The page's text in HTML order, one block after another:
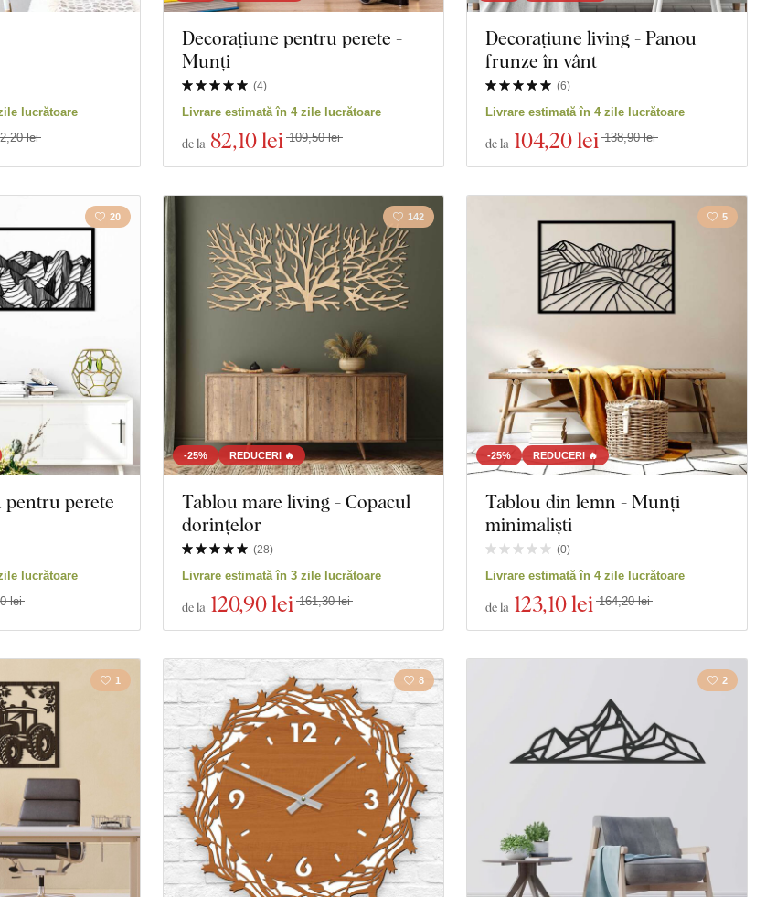
lucrătoare
lei
Decorațiune pentru perete -
Munți
(4)
Livrare estimată în 4 zile lucrătoare
de la 82,10 lei 109,50 lei
Decorațiune living - Panou
frunze în vânt
(6)
Livrare estimată în 4 zile lucrătoare
de la 104,20 lei 138,90 lei
20
perete
lucrătoare
lei
-25% REDUCERI 🔥
142
Tablou mare living - Copacul
dorințelor
(28)
Livrare estimată în 3 zile lucrătoare
de la 120,90 lei 161,30 lei
-25% REDUCERI 🔥
5
Tablou din lemn - Munți
minimaliști
(0)
Livrare estimată în 4 zile lucrătoare
de la 123,10 lei 164,20 lei
1 8 2